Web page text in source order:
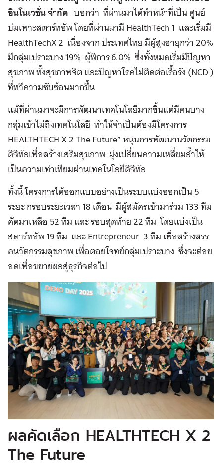
อินโนเวชั่น จำกัด บอกว่า ที่ผ่านมาได้ทำหน้าที่เป็น ศูนย์
บ่มเพาะสตาร์ทอัพ โดยที่ผ่านมามี HealthTech 1 และเริ่มมี
HealthTechX 2 เนื่องจาก ประเทศไทย มีผู้สูงอายุกว่า 20%
มีกลุ่มเปราะบาง 19% ผู้พิการ 6.0% ซึ่งทั้งหมดเริ่มมีปัญหา
สุขภาพ ทั้งสุขภาพจิต และปัญหาโรคไม่ติดต่อเรื้อรัง (NCD )
ที่ทวีความซับซ้อนมากขึ้น
แม้ที่ผ่านมาจะมีการพัฒนาเทคโนโลยีมากขึ้นแต่มีคนบาง
กลุ่มเข้าไม่ถึงเทคโนโลยี ทำให้จำเป็นต้องมีโครงการ
HEALTHTECH X 2 The Future” หนุนการพัฒนานวัตกรรม
ดิจิทัลเพื่อสร้างเสริมสุขภาพ มุ่งเปลี่ยนความเหลี่ยมล้ำให้
เป็นความเท่าเทียมผ่านเทคโนโลยีดิจิทัล
ทั้งนี้ โครงการได้ออกแบบอย่างเป็นระบบแบ่งออกเป็น 5
ระยะ กรอบระยะเวลา 18 เดือน มีผู้สมัครเข้ามาร่วม 133 ทีม
คัดมาเหลือ 52 ทีม และ รอบสุดท้าย 22 ทีม โดยแบ่งเป็น
สตาร์ทอัพ 19 ทีม และ Entrepreneur 3 ทีม เพื่อสร้างสรร
คนวัตกรรมสุขภาพ เพื่อตอยโจทย์กลุ่มเปราะบาง ซึ่งจะต่อย
อดเพื่อขยายผลสู่ธุรกิจต่อไป
ผลคัดเลือก HEALTHTECH X 2
The Future